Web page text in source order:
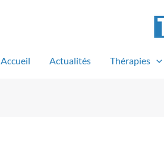
Accueil Actualités Thérapies